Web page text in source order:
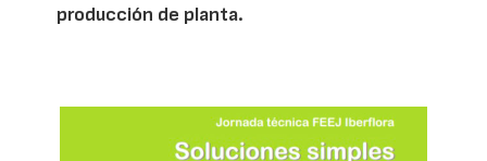
producción de planta.